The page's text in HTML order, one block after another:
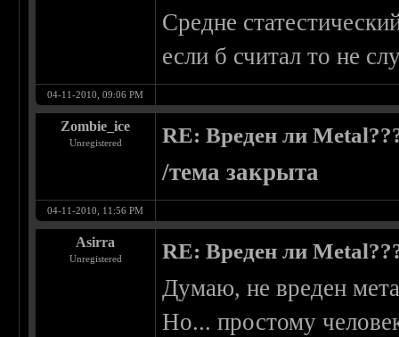
Средне
если б считал то не
04-11-2010, 09:06 PM
Zombie_ice
Unregistered RE: Вреден ли
/тема закрыта
04-11-2010, 11:56 PM
Asirra
Unregistered RE: Вреден ли
Думаю, не вреден
Но... простому